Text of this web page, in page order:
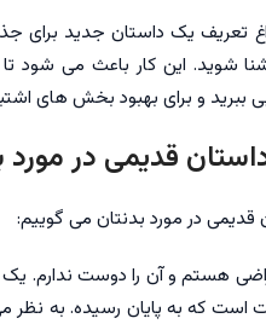
تعریف یک داستان جدید برای
شوید. این کار باعث می شود
ببرید و برای بهبود بخش های
قدیمی در مورد
قدیمی در مورد بدنتان می گوییم:
هستم و آن را دوست ندارم.
است که به پایان رسیده. به نظر